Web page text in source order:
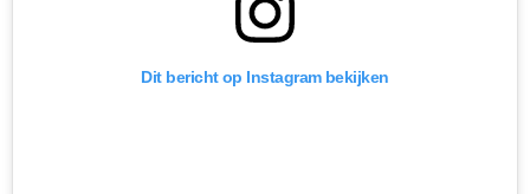
Dit bericht op Instagram bekijken